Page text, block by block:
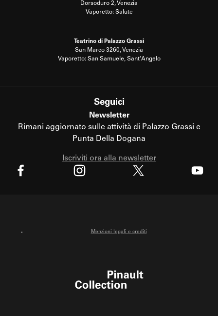
Dorsoduro 2, Venezia
Vaporetto: Salute
Teatrino di Palazzo Grassi
San Marco 3260, Venezia
Vaporetto: San Samuele, Sant'Angelo
Seguici
Newsletter
Rimani aggiornato sulle attività di Palazzo Grassi e
Punta Della Dogana
Iscriviti ora alla newsletter
Menzioni legali e crediti